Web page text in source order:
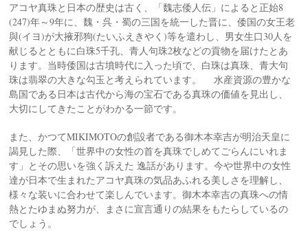
アコヤ真珠と日本の歴史は古く、「魏志倭人伝」によると正始8
(247)年～9年に、魏・呉・蜀の三国を統一した晋に、倭国の女王老
與(イヨ)が大掖邪狗(たいふえきやく)等を遣わし、男女生口30人を
献じるとともに白珠5千孔、青人句珠2枚などの貢物を届けたとあ
ります。当時倭国は古墳時代に入った頃で、白珠は真珠、青大句
珠は翡翠の大きな勾玉と考えられています。 水産資源の豊かな
島国である日本は古代から海の宝石である真珠の価値を見出し、
大切にしてきたことがわかる一節です。
また、かつてMIKIMOTOの創設者である御木本幸吉が明治天皇に
謁見した際、「世界中の女性の首を真珠でしめてごらんにいれま
す」とその思いを強く訴えた 逸話があります。今や世界中の女性
達が日本で生まれたアコヤ真珠の気品あふれる美しさを理解し、
様々な装いに合わせて楽しんでいます。御木本幸吉の真珠への情
熱とたゆまぬ努力が、まさに宣言通りの結果をもたらしているの
でしょう。